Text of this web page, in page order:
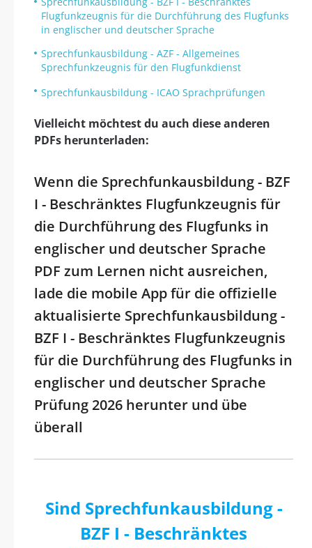
Flugfunkzeugnis für die Durchführung des Flugfunks
in englischer und deutscher Sprache
Sprechfunkausbildung - AZF - Allgemeines
Sprechfunkzeugnis für den Flugfunkdienst
Sprechfunkausbildung - ICAO Sprachprüfungen
Vielleicht möchtest du auch diese anderen
PDFs herunterladen:
Wenn die Sprechfunkausbildung - BZF
I - Beschränktes Flugfunkzeugnis für
die Durchführung des Flugfunks in
englischer und deutscher Sprache
PDF zum Lernen nicht ausreichen,
lade die mobile App für die offizielle
aktualisierte Sprechfunkausbildung -
BZF I - Beschränktes Flugfunkzeugnis
für die Durchführung des Flugfunks in
englischer und deutscher Sprache
Prüfung 2026 herunter und übe
überall
Sind Sprechfunkausbildung -
BZF I - Beschränktes